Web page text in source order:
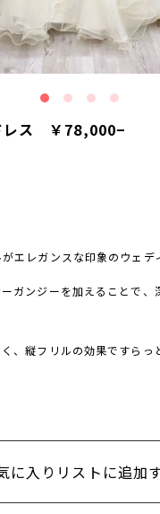
レス ￥78,000−
エレガンスな印象のウェデ
ガンジーを加えることで、
、縦フリルの効果ですらっ
に入りリストに追加